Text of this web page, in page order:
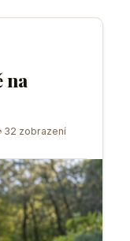
na
32 zobrazení